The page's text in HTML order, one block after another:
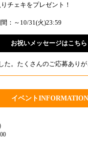
チェキをプレゼント！
：～10/31(火)23:59
お祝いメッセージはこちら
た。たくさんのご応募ありが
イベントINFORMATION